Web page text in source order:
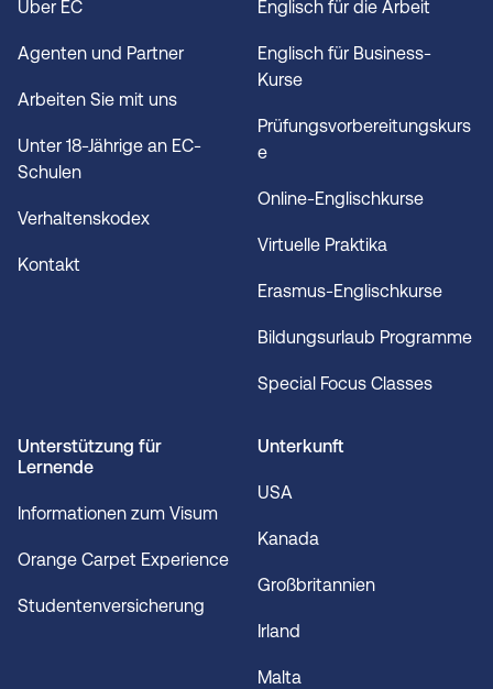
Über EC
Agenten und Partner
Arbeiten Sie mit uns
Unter 18-Jährige an EC-
Schulen
Verhaltenskodex
Kontakt
Englisch für die Arbeit
Englisch für Business-
Kurse
Prüfungsvorbereitungskurs
e
Online-Englischkurse
Virtuelle Praktika
Erasmus-Englischkurse
Bildungsurlaub Programme
Special Focus Classes
Unterstützung für
Lernende
Informationen zum Visum
Orange Carpet Experience
Studentenversicherung
Unterkunft
USA
Kanada
Großbritannien
Irland
Malta